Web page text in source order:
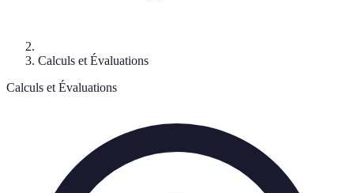
Calculs et Évaluations
Calculs et Évaluations